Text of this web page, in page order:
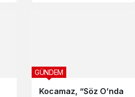
Kocamaz, “Söz O’nda
GÜNDEM